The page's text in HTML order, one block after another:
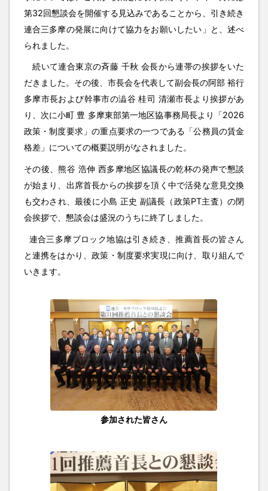
第32回懇談会を開催する見込みであることから、引き続き
連合三多摩の発展に向けて協力をお願いしたい」と、述べ
られました。
続いて連合東京の斉藤 千秋 会長から連帯の挨拶をいた
だきました。その後、市長会を代表して副会長の阿部 裕行
多摩市長および幹事市の澁谷 桂司 清瀬市長より挨拶があ
り、次に小町 豊 多摩東部第一地区協事務局長より「2026
政策・制度要求」の重点要求の一つである「公務員の賃金
格差」についての概要説明がなされました。
その後、熊谷 浩伸 西多摩地区協議長の乾杯の発声で懇談
が始まり、出席首長からの挨拶を頂く中で活発な意見交換
も交わされ、最後に小島 正史 副議長（政策PT主査）の閉
会挨拶で、懇談会は盛況のうちに終了しました。
連合三多摩ブロック地協は引き続き、推薦首長の皆さん
と連携をはかり、政策・制度要求実現に向け、取り組んで
いきます。
参加された皆さん